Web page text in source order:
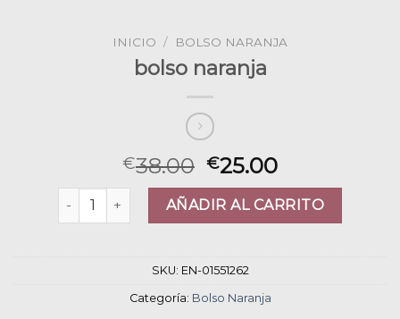
INICIO / BOLSO NARANJA
bolso naranja
€38.00 €25.00
bolso naranja cantidadAÑADIR AL CARRITO
SKU: EN-01551262
Categoría: Bolso Naranja